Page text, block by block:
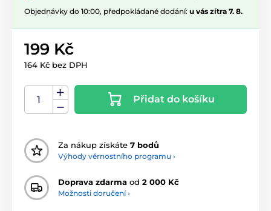
Objednávky do 10:00, předpokládané dodání: u vás zítra 7. 8.
199 Kč
164 Kč bez DPH
Přidat do košíku
Za nákup získáte 7 bodů
Výhody věrnostního programu ›
Doprava zdarma od 2 000 Kč
Možnosti doručení ›